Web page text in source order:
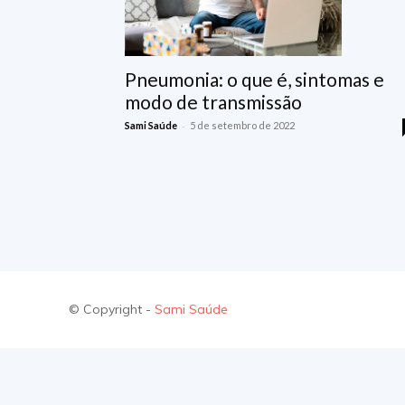
Pneumonia: o que é, sintomas e
modo de transmissão
Sami Saúde - 5 de setembro de 2022
© Copyright - Sami Saúde